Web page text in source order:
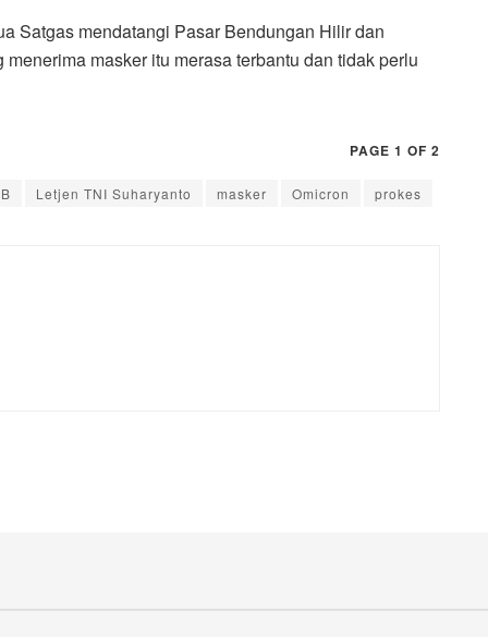
Satgas mendatangi Pasar Bendungan Hilir dan
masker itu merasa terbantu dan tidak perlu
PAGE 1 OF 2
Letjen TNI Suharyanto masker Omicron prokes